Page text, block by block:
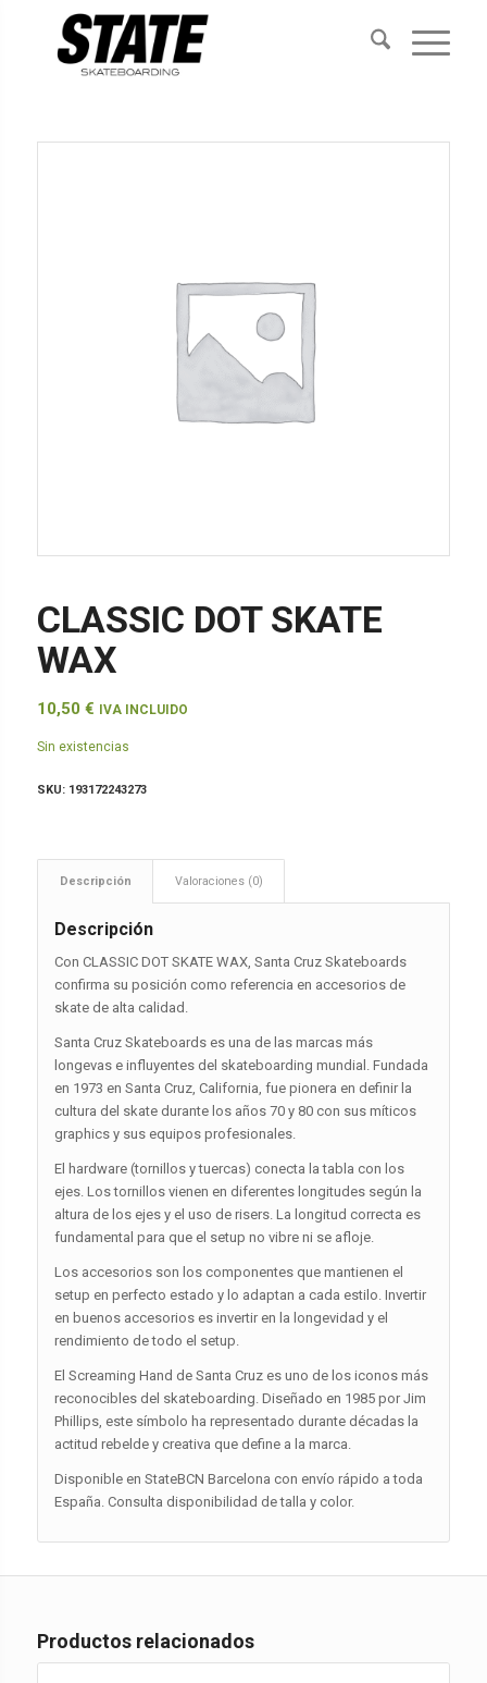
CLASSIC DOT SKATE
WAX
10,50 € IVA INCLUIDO
Sin existencias
SKU: 193172243273
Descripción Valoraciones (0)
Descripción
Con CLASSIC DOT SKATE WAX, Santa Cruz Skateboards
confirma su posición como referencia en accesorios de
skate de alta calidad.
Santa Cruz Skateboards es una de las marcas más
longevas e influyentes del skateboarding mundial. Fundada
en 1973 en Santa Cruz, California, fue pionera en definir la
cultura del skate durante los años 70 y 80 con sus míticos
graphics y sus equipos profesionales.
El hardware (tornillos y tuercas) conecta la tabla con los
ejes. Los tornillos vienen en diferentes longitudes según la
altura de los ejes y el uso de risers. La longitud correcta es
fundamental para que el setup no vibre ni se afloje.
Los accesorios son los componentes que mantienen el
setup en perfecto estado y lo adaptan a cada estilo. Invertir
en buenos accesorios es invertir en la longevidad y el
rendimiento de todo el setup.
El Screaming Hand de Santa Cruz es uno de los iconos más
reconocibles del skateboarding. Diseñado en 1985 por Jim
Phillips, este símbolo ha representado durante décadas la
actitud rebelde y creativa que define a la marca.
Disponible en StateBCN Barcelona con envío rápido a toda
España. Consulta disponibilidad de talla y color.
Productos relacionados